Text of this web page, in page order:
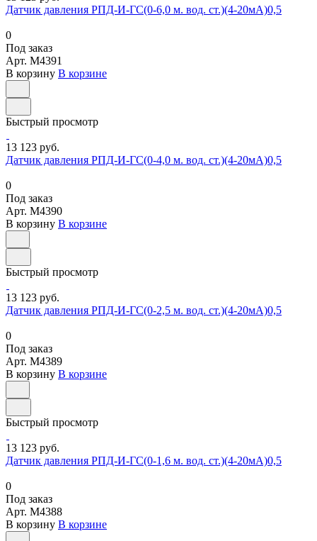
Датчик давления РПД-И-ГС(0-6,0 м. вод. ст.)(4-20мА)0,5
0
Под заказ
Арт. M4391
В корзину В корзине
Быстрый просмотр
13 123 руб.
Датчик давления РПД-И-ГС(0-4,0 м. вод. ст.)(4-20мА)0,5
0
Под заказ
Арт. M4390
В корзину В корзине
Быстрый просмотр
13 123 руб.
Датчик давления РПД-И-ГС(0-2,5 м. вод. ст.)(4-20мА)0,5
0
Под заказ
Арт. M4389
В корзину В корзине
Быстрый просмотр
13 123 руб.
Датчик давления РПД-И-ГС(0-1,6 м. вод. ст.)(4-20мА)0,5
0
Под заказ
Арт. M4388
В корзину В корзине